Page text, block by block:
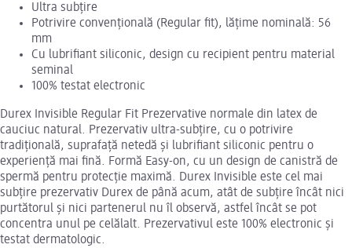
Ultra subțire
Potrivire convențională (Regular fit), lățime nominală: 56
mm
Cu lubrifiant siliconic, design cu recipient pentru material
seminal
100% testat electronic
Durex Invisible Regular Fit Prezervative normale din latex de
cauciuc natural. Prezervativ ultra-subțire, cu o potrivire
tradițională, suprafață netedă și lubrifiant siliconic pentru o
experiență mai fină. Formă Easy-on, cu un design de canistră de
spermă pentru protecție maximă. Durex Invisible este cel mai
subțire prezervativ Durex de până acum, atât de subțire încât nici
purtătorul și nici partenerul nu îl observă, astfel încât se pot
concentra unul pe celălalt. Prezervativul este 100% electronic și
testat dermatologic.